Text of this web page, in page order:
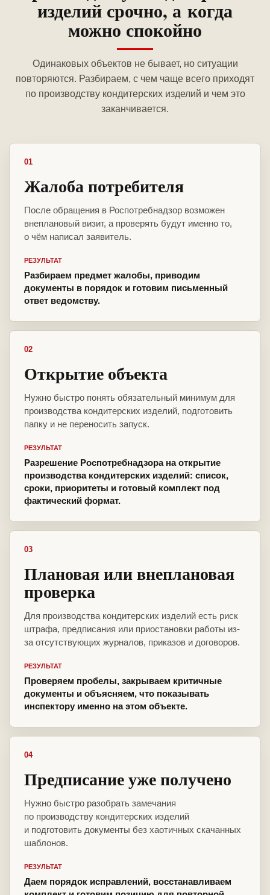
изделий срочно, а когда
можно спокойно
Одинаковых объектов не бывает, но ситуации
повторяются. Разбираем, с чем чаще всего приходят
по производству кондитерских изделий и чем это
заканчивается.
01
Жалоба потребителя
После обращения в Роспотребнадзор возможен
внеплановый визит, а проверять будут именно то,
о чём написал заявитель.
РЕЗУЛЬТАТ
Разбираем предмет жалобы, приводим
документы в порядок и готовим письменный
ответ ведомству.
02
Открытие объекта
Нужно быстро понять обязательный минимум для
производства кондитерских изделий, подготовить
папку и не переносить запуск.
РЕЗУЛЬТАТ
Разрешение Роспотребнадзора на открытие
производства кондитерских изделий: список,
сроки, приоритеты и готовый комплект под
фактический формат.
03
Плановая или внеплановая
проверка
Для производства кондитерских изделий есть риск
штрафа, предписания или приостановки работы из-
за отсутствующих журналов, приказов и договоров.
РЕЗУЛЬТАТ
Проверяем пробелы, закрываем критичные
документы и объясняем, что показывать
инспектору именно на этом объекте.
04
Предписание уже получено
Нужно быстро разобрать замечания
по производству кондитерских изделий
и подготовить документы без хаотичных скачанных
шаблонов.
РЕЗУЛЬТАТ
Даем порядок исправлений, восстанавливаем